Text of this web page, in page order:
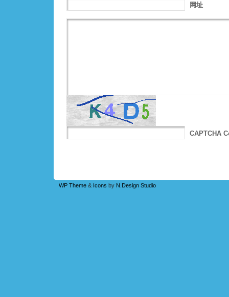
网址
CAPTCHA
WP Theme & Icons by N.Design Studio